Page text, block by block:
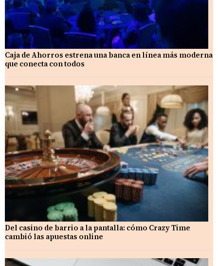
Caja de Ahorros estrena una banca en línea más moderna
que conecta con todos
Del casino de barrio a la pantalla: cómo Crazy Time
cambió las apuestas online